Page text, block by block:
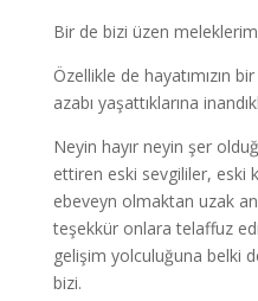
Bir de bizi üzen
Özellikle de hayatımızın
azabı yaşattıklarına
Neyin hayır neyin şer
ettiren eski sevgililer, eski
ebeveyn olmaktan uzak
teşekkür onlara telaffuz
gelişim yolculuğuna belki
bizi.